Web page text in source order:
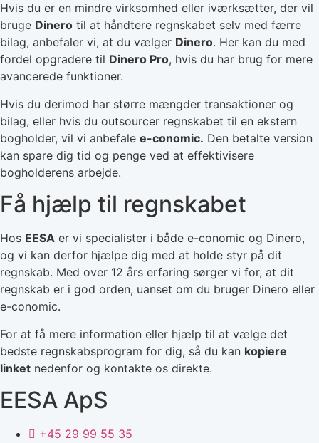
Hvis du er en mindre virksomhed eller iværksætter, der vil
bruge Dinero til at håndtere regnskabet selv med færre
bilag, anbefaler vi, at du vælger Dinero. Her kan du med
fordel opgradere til Dinero Pro, hvis du har brug for mere
avancerede funktioner.
Hvis du derimod har større mængder transaktioner og
bilag, eller hvis du outsourcer regnskabet til en ekstern
bogholder, vil vi anbefale e-conomic. Den betalte version
kan spare dig tid og penge ved at effektivisere
bogholderens arbejde.
Få hjælp til regnskabet
Hos EESA er vi specialister i både e-conomic og Dinero,
og vi kan derfor hjælpe dig med at holde styr på dit
regnskab. Med over 12 års erfaring sørger vi for, at dit
regnskab er i god orden, uanset om du bruger Dinero eller
e-conomic.
For at få mere information eller hjælp til at vælge det
bedste regnskabsprogram for dig, så du kan kopiere
linket nedenfor og kontakte os direkte.
EESA ApS
+45 29 99 55 35